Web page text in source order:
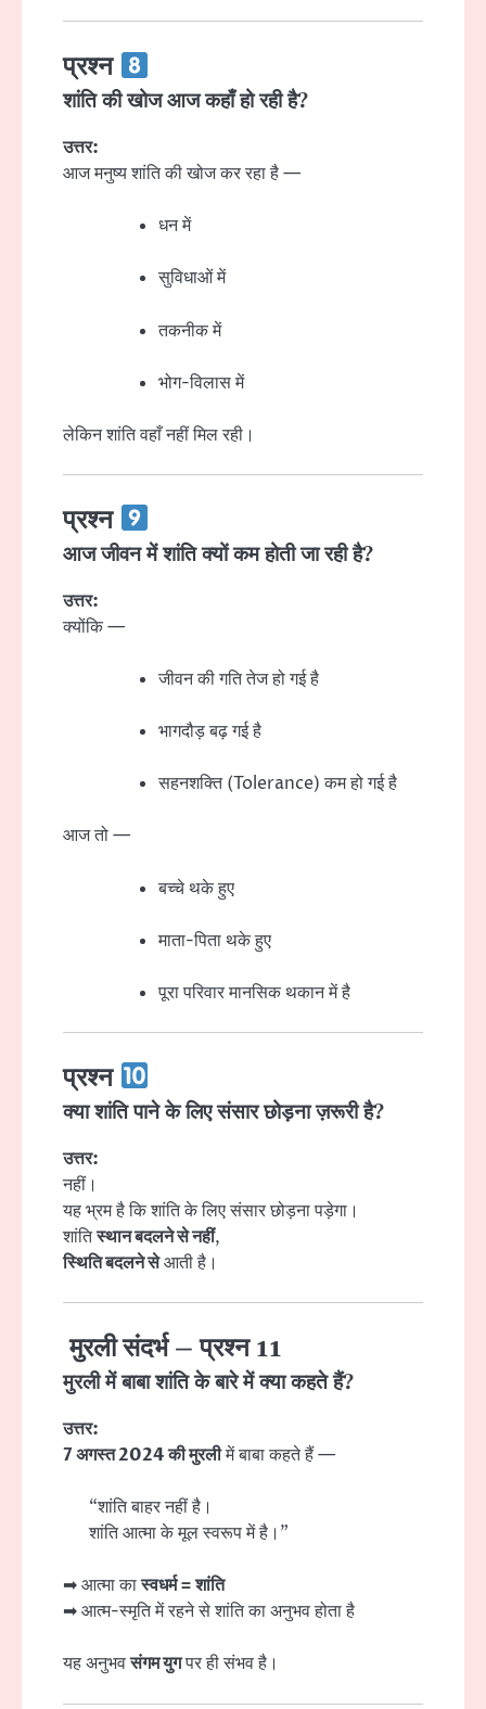
प्रश्न
शांति की खोज आज कहाँ हो रही है?
उत्तर:
आज मनुष्य शांति की खोज कर रहा है —
धन में
सुविधाओं में
तकनीक में
भोग-विलास में
लेकिन शांति वहाँ नहीं मिल रही।
प्रश्न
आज जीवन में शांति क्यों कम होती जा रही है?
उत्तर:
क्योंकि —
जीवन की गति तेज हो गई है
भागदौड़ बढ़ गई है
सहनशक्ति (Tolerance) कम हो गई है
आज तो —
बच्चे थके हुए
माता-पिता थके हुए
पूरा परिवार मानसिक थकान में है
प्रश्न
क्या शांति पाने के लिए संसार छोड़ना ज़रूरी है?
उत्तर:
नहीं।
यह भ्रम है कि शांति के लिए संसार छोड़ना पड़ेगा।
शांतिस्थान बदलने से नहीं,
स्थिति बदलने सेआती है।
मुरली संदर्भ – प्रश्न 11
मुरली में बाबा शांति के बारे में क्या कहते हैं?
उत्तर:
7 अगस्त 2024 की मुरलीमें बाबा कहते हैं —
“शांति बाहर नहीं है।
शांति आत्मा के मूल स्वरूप में है।”
➡ आत्मा कास्वधर्म = शांति
➡ आत्म-स्मृति में रहने से शांति का अनुभव होता है
यह अनुभवसंगम युगपर ही संभव है।